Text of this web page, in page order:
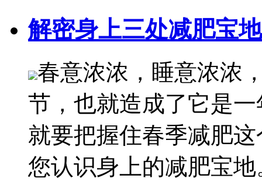
解密身上三处减肥宝地
春意浓浓，睡意浓浓
节，也就造成了它是
就要把握住春季减肥
您认识身上的减肥宝地